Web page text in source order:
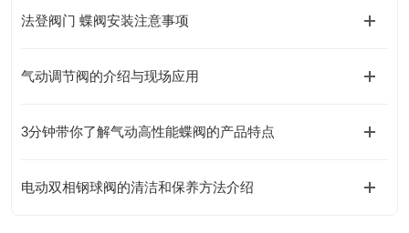
法登阀门 蝶阀安装注意事项
气动调节阀的介绍与现场应用
3分钟带你了解气动高性能蝶阀的产品特点
电动双相钢球阀的清洁和保养方法介绍